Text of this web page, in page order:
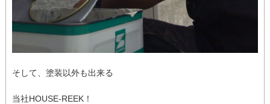
そして、塗装以外も出来る
当社HOUSE-REEK！